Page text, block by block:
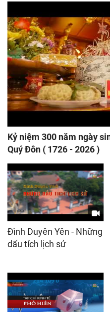
Kỷ niệm 300 năm ngày
Quý Đôn ( 1726 - 2026 )
Đình Duyên Yên - Những
dấu tích lịch sử